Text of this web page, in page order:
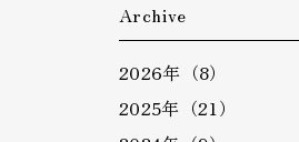
Archive
2026年（8）
2025年（21）